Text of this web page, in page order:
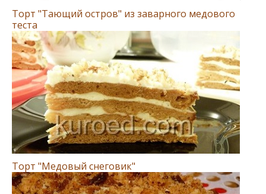
Торт "Тающий остров" из заварного медового
теста
Торт "Медовый снеговик"